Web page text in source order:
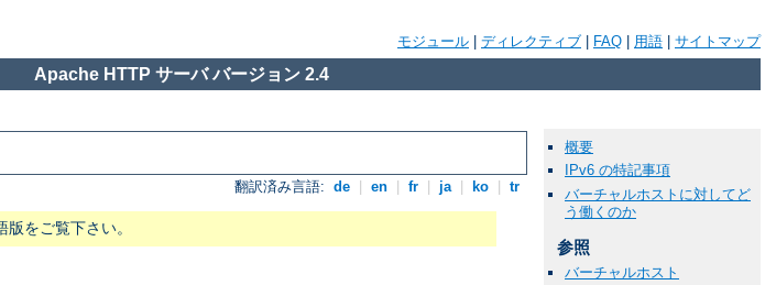
モジュール ディレクティブ FAQ 用語 サイトマップ
Apache HTTP サーバ バージョン 2.4
翻訳済み言語: de en fr ja ko tr
をご覧下さい。
概要
IPv6 の特記事項
バーチャルホストに対してど
う働くのか
参照
バーチャルホスト